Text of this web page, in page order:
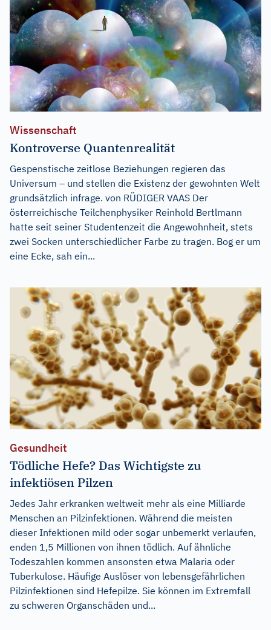
Wissenschaft
Kontroverse Quantenrealität
Gespenstische zeitlose Beziehungen regieren das
Universum – und stellen die Existenz der gewohnten Welt
grundsätzlich infrage. von RÜDIGER VAAS Der
österreichische Teilchenphysiker Reinhold Bertlmann
hatte seit seiner Studentenzeit die Angewohnheit, stets
zwei Socken unterschiedlicher Farbe zu tragen. Bog er um
eine Ecke, sah ein...
Gesundheit
Tödliche Hefe? Das Wichtigste zu
infektiösen Pilzen
Jedes Jahr erkranken weltweit mehr als eine Milliarde
Menschen an Pilzinfektionen. Während die meisten
dieser Infektionen mild oder sogar unbemerkt verlaufen,
enden 1,5 Millionen von ihnen tödlich. Auf ähnliche
Todeszahlen kommen ansonsten etwa Malaria oder
Tuberkulose. Häufige Auslöser von lebensgefährlichen
Pilzinfektionen sind Hefepilze. Sie können im Extremfall
zu schweren Organschäden und...